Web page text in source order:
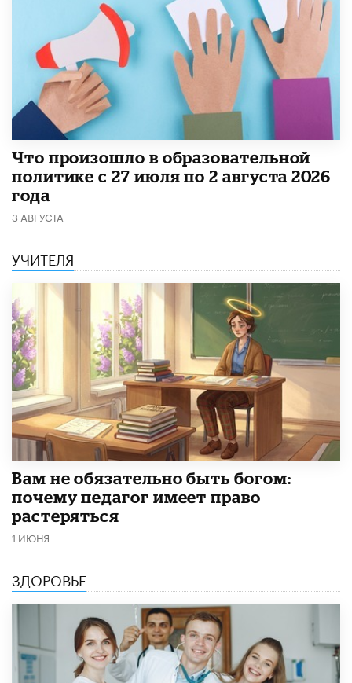
​Что произошло в образовательной
политике с 27 июля по 2 августа 2026
года
3 АВГУСТА
УЧИТЕЛЯ
​Вам не обязательно быть богом:
почему педагог имеет право
растеряться
1 ИЮНЯ
ЗДОРОВЬЕ